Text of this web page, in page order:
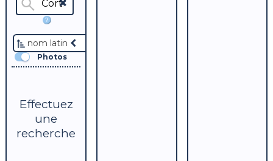
?
nom latin
Photos
Effectuez
une
recherche